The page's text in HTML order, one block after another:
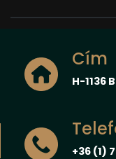
Cím
H-1136
+36 (1)